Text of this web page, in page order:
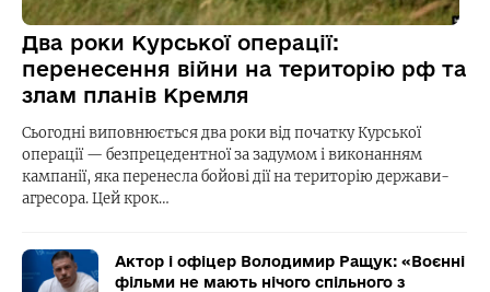
Два роки Курської операції:
перенесення війни на територію рф та
злам планів Кремля
Сьогодні виповнюється два роки від початку Курської
операції — безпрецедентної за задумом і виконанням
кампанії, яка перенесла бойові дії на територію держави-
агресора. Цей крок…
Актор і офіцер Володимир Ращук: «Воєнні
фільми не мають нічого спільного з